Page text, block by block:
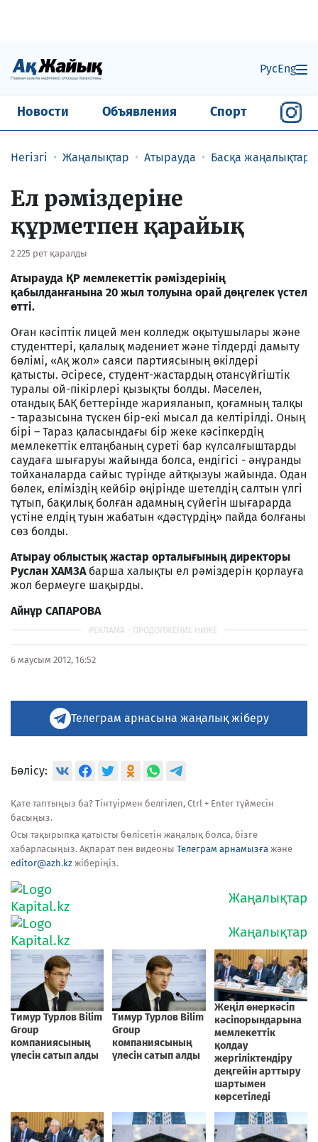
РусEng
Новости Объявления Спорт
Негізгі Жаңалықтар Атырауда Басқа жаңалықтар
Ел рәміздеріне
құрметпен қарайық
2 225 рет қаралды
Атырауда ҚР мемлекеттік рәміздерінің
қабылданғанына 20 жыл толуына орай дөңгелек үстел
өтті.
Оған кәсіптік лицей мен колледж оқытушылары және
студенттері, қалалық мәдениет және тілдерді дамыту
бөлімі, «Ақ жол» саяси партиясының өкілдері
қатысты. Әсіресе, студент-жастардың отансүйгіштік
туралы ой-пікірлері қызықты болды. Мәселен,
отандық БАҚ беттерінде жарияланып, қоғамның талқы
- таразысына түскен бір-екі мысал да келтірілді. Оның
бірі – Тараз қаласындағы бір жеке кәсіпкердің
мемлекеттік елтаңбаның суреті бар күлсалғыштарды
саудаға шығаруы жайында болса, ендігісі - әнұранды
тойханаларда сайыс түрінде айтқызуы жайында. Одан
бөлек, еліміздің кейбір өңірінде шетелдің салтын үлгі
тұтып, бақилық болған адамның сүйегін шығарарда
үстіне елдің туын жабатын «дәстүрдің» пайда болғаны
сөз болды.
Атырау облыстық жастар орталығының директоры
Руслан ХАМЗАбарша халықты ел рәміздерін қорлауға
жол бермеуге шақырды.
Айнұр САПАРОВА
6 маусым 2012, 16:52
Телеграм арнасына жаңалық жіберу
Бөлісу:
Қате таптыңыз ба? Тінтуірмен белгілеп, Ctrl + Enter түймесін
басыңыз.
Осы тақырыпқа қатысты бөлісетін жаңалық болса, бізге
хабарласыңыз. Ақпарат пен видеоны Телеграм арнамызға және
editor@azh.kz жіберіңіз.